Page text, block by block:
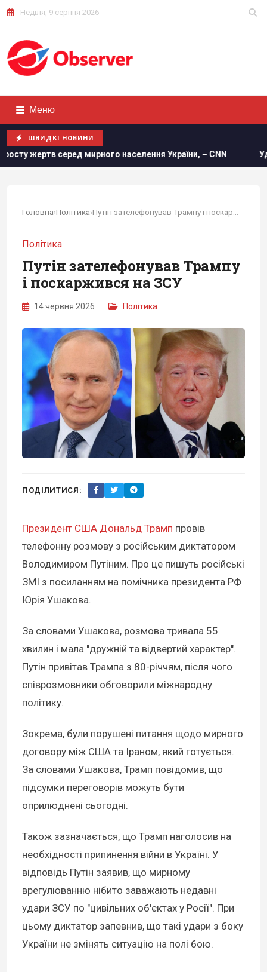
Неділя, 9 серпня 2026
Меню
ШВИДКІ НОВИНИ
України, – CNN Удосконалені "Герані" ворога:
Головна›Політика›
Політика
Путін зателефонував Трампу
і поскаржився на ЗСУ
14 червня 2026 Політика
ПОДІЛИТИСЯ:
Президент США Дональд Трамп провів
телефонну розмову з російським диктатором
Володимиром Путіним. Про це пишуть російські
ЗМІ з посиланням на помічника президента РФ
Юрія Ушакова.
За словами Ушакова, розмова тривала 55
хвилин і мала "дружній та відвертий характер".
Путін привітав Трампа з 80-річчям, після чого
співрозмовники обговорили міжнародну
політику.
Зокрема, були порушені питання щодо мирного
договору між США та Іраном, який готується.
За словами Ушакова, Трамп повідомив, що
підсумки переговорів можуть бути
оприлюднені сьогодні.
Також зазначається, що Трамп наголосив на
необхідності припинення війни в Україні. У
відповідь Путін заявив, що мирному
врегулюванню нібито заважають недавні
удари ЗСУ по "цивільних об'єктах у Росії". При
цьому диктатор запевнив, що такі удари з боку
України не змінять ситуацію на полі бою.